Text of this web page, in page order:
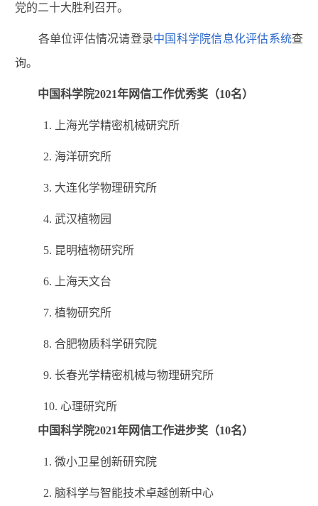
党的二十大胜利召开。
各单位评估情况请登录中国科学院信息化评估系统查
询。
中国科学院2021年网信工作优秀奖（10名）
1. 上海光学精密机械研究所
2. 海洋研究所
3. 大连化学物理研究所
4. 武汉植物园
5. 昆明植物研究所
6. 上海天文台
7. 植物研究所
8. 合肥物质科学研究院
9. 长春光学精密机械与物理研究所
10. 心理研究所
中国科学院2021年网信工作进步奖（10名）
1. 微小卫星创新研究院
2. 脑科学与智能技术卓越创新中心